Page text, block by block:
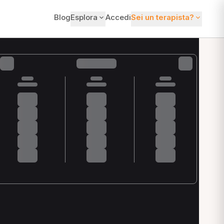
BlogEsplora AccediSei un terapista?